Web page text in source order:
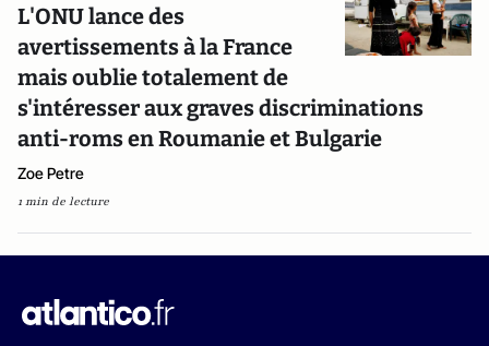
L'ONU lance des
avertissements à la France
mais oublie totalement de
s'intéresser aux graves discriminations
anti-roms en Roumanie et Bulgarie
Zoe Petre
1 min de lecture